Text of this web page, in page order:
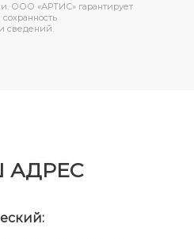
ООО «АРТИС» гарантирует
сведений.
АДРЕС